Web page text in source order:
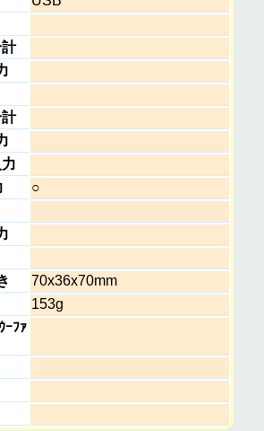
○
70x36x70mm
153g
ｰﾌｧ